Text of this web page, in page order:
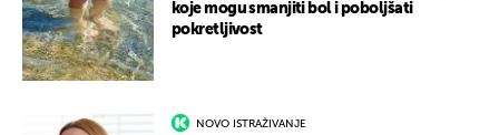
koje mogu smanjiti bol i poboljšati
pokretljivost
NOVO ISTRAŽIVANJE